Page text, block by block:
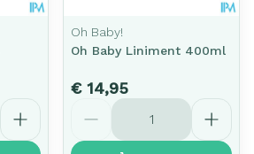
Oh Baby!
Oh Baby Liniment 400ml
€ 14,95
Aantal